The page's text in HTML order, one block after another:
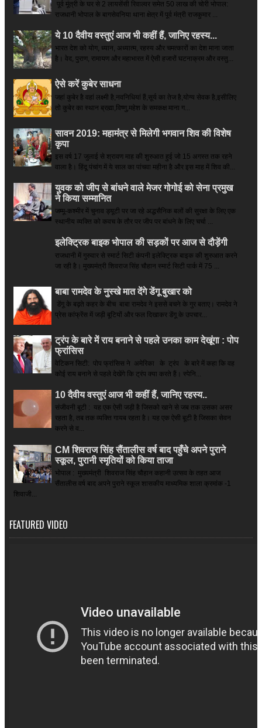
पूर्व मूंत्री के घर से 2 लायसेंसी रिवाल्वर समेत 50 लाख की चोरी भोपाल:
राजधानी भोपाल के बागसेवनिया थाना क्षेत्र में पूर्व मंत्री राजकुमार ...
ये 10 दैवीय वस्तुएं आज भी कहीं हैं, जानिए रहस्य...
भारत देश को योग, ध्यान, अध्यात्म, रहस्य और चमत्कारों का देश माना जाता
है। वेद, पुराण, रामायण और महाभारत में ऐसी हजारों घटनाक्रम और वस्तु...
ऐसे करें कुबेर साधना
जहां कुबेर है­ वहां लक्ष्मी है,नवनिधियां हैं,सूर्य का तेज है,योग्य सेवक है,इसीलिए
तो कुबेर का स्थान ब्रह्मा,विष्णु,महेश के समकक्ष माना ग...
सावन 2019: महामंत्र से मिलेगी भगवान शिव की विशेष
कृपा
इस वर्ष 17 जुलाई से श्रावण माह की शुरुआत हुई जो 15 अगस्त तक रहने
वाला है। हिंदू पंचांग में ये साल का पांचवा महीना है और इस माह में शिव की...
युवक को जीप से बांधने वाले मेजर गोगोई को सेना प्रमुख
ने किया सम्‍मानित
जम्मू-कश्मीर में चुनाव ड्यूटी पर जा रहे अद्धसैनिक बलों की सुरक्षा के लिए एक
स्थानीय व्यक्ति को कवच के तौर पर जीप पर बांधने के लिए चर्चा ...
इलेक्ट्रिक बाइक भोपाल की सड़कों पर आज से दौड़ेंगी
राजधानी में गुरुवार से स्मार्ट सिटी कंपनी इलेक्ट्रिक बाइक की शुरुआत करने
जा रही है। मुख्यमंत्री शिवराज सिंह चौहान स्मार्ट सिटी पार्क में 75 ...
बाबा रामदेव के नुस्खे मात देंगे डेंगू बुखार को
डेंगू के बढ़ते कहर के बीच बाबा रामदेव ने इससे बचने के गुर बताए। रामदेव ने
प्रेस कांफ्रेंस में जड़ी बूटियों और फल दिखाकर डेंगू के उपचार...
ट्रंप के बारे में राय बनाने से पहले उनका काम देखूंगा : पोप
फ्रांसिस
वेटिकन सिटी: पोप फ्रांसिस ने अमेरिका के ट्रंप के बारे में कहा कि वह
कोई राय बनाने से पहले देखेंगे कि ट्रंप क्या करते हैं। स्पेनि...
10 दैवीय वस्तुएं आज भी कहीं हैं, जानिए रहस्य..
संजीवनी बूटी : यह एक ऐसी जड़ी है जिसको खाने से जब तक उसका असर
रहता है, तब तक व्यक्ति गायब रहता है। यह एक ऐसी बूटी है जिसका सेवन
करने से व...
CM शिवराज सिंह सैंतालीस वर्ष बाद पहुँचे अपने पुराने
स्कूल, पुरानी स्मृतियों को किया ताजा
भोपाल : मुख्यमंत्री शिवराज सिंह चौहान कहानी उत्सव के तहत आज
सैंतालीस वर्ष बाद अपने पुराने स्कूल शासकीय माध्यमिक शाला क्रमांक -1
शिवाजी...
FEATURED VIDEO